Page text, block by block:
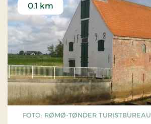
FOTO: RØMØ-TØNDER TURISTBUREAU
0,1 km